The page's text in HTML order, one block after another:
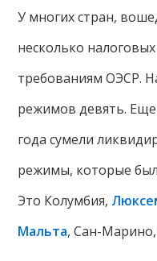
У многих стран,
несколько
требованиям ОЭСР.
режимов девять. Еще
года сумели
режимы, которые
Это Колумбия,
Мальта, Сан-